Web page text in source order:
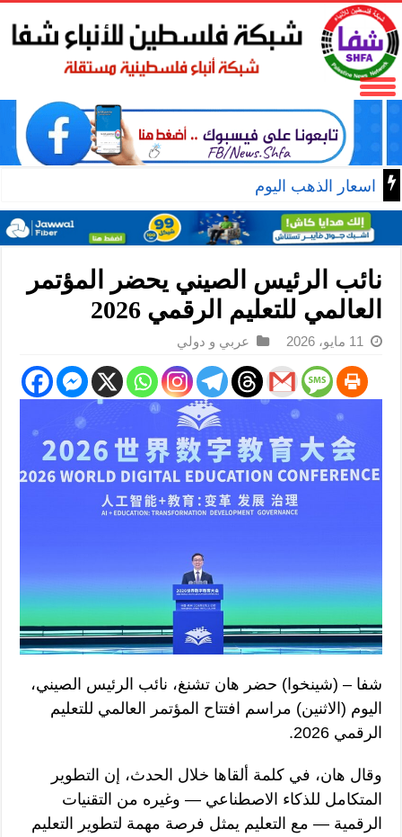
اسعار الذهب اليوم
نائب الرئيس الصيني يحضر المؤتمر
العالمي للتعليم الرقمي 2026
11 مايو، 2026 عربي و دولي
شفا – (شينخوا) حضر هان تشنغ، نائب الرئيس الصيني،
اليوم (الاثنين) مراسم افتتاح المؤتمر العالمي للتعليم
الرقمي 2026.
وقال هان، في كلمة ألقاها خلال الحدث، إن التطوير
المتكامل للذكاء الاصطناعي — وغيره من التقنيات
الرقمية — مع التعليم يمثل فرصة مهمة لتطوير التعليم